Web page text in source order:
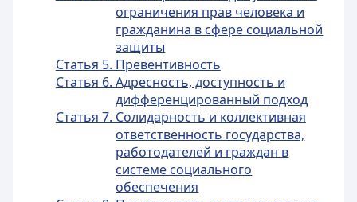
ограничения прав человека и
гражданина в сфере социальной
защиты
Статья 5. Превентивность
Статья 6. Адресность, доступность и
дифференцированный подход
Статья 7. Солидарность и коллективная
ответственность государства,
работодателей и граждан в
системе социального
обеспечения